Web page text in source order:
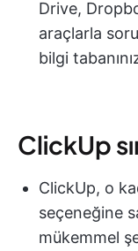
Drive,
araçlarla
bilgi
ClickUp
ClickUp, o
seçeneğine
mükemmel